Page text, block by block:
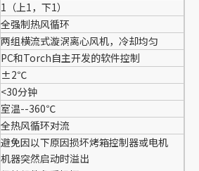
1（上1，下1）
全强制热风循环
两组横流式漩涡离心风机，冷却均匀
PC和Torch自主开发的软件控制
±2℃
<30分钟
室温--360℃
全热风循环对流
避免因以下原因损坏烤箱控制器或电机
机器突然启动时溢出